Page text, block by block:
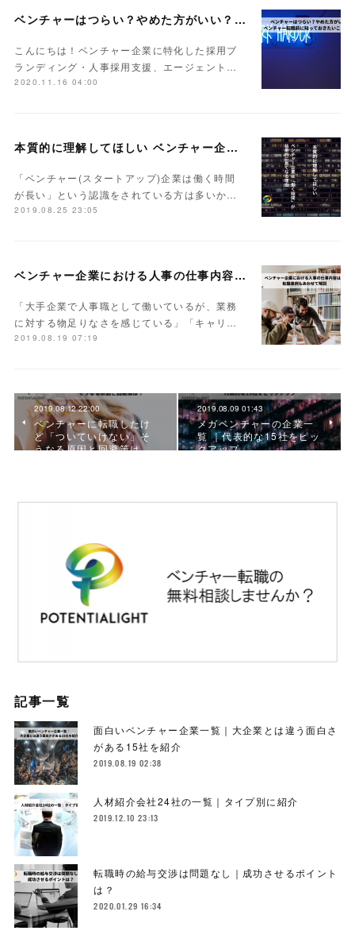
ベンチャーはつらい？やめた方がいい？ベンチャー転職前に知っておきたいことまとめ
こんにちは！ベンチャー企業に特化した採用ブ
ランディング・人事採用支援、エージェント…
2020.11.16 04:00
本質的に理解してほしい ベンチャー企業は「働く時間」が結果的に長くなる理由
「ベンチャー(スタートアップ)企業は働く時間
が長い」という認識をされている方は多いか…
2019.08.25 23:05
ベンチャー企業における人事の仕事内容は？転職事例もあわせて解説
「大手企業で人事職として働いているが、業務
に対する物足りなさを感じている」「キャリ…
2019.08.19 07:19
2019.08.12 22:00
ベンチャーに転職したけ
ど「ついていけない」そ
うなる原因と回避策は…
2019.08.09 01:43
メガベンチャーの企業一
覧 ｜代表的な15社をピッ
クアップ
記事一覧
面白いベンチャー企業一覧｜大企業とは違う面白さ
がある15社を紹介
2019.08.19 02:38
人材紹介会社24社の一覧｜タイプ別に紹介
2019.12.10 23:13
転職時の給与交渉は問題なし｜成功させるポイント
は？
2020.01.29 16:34